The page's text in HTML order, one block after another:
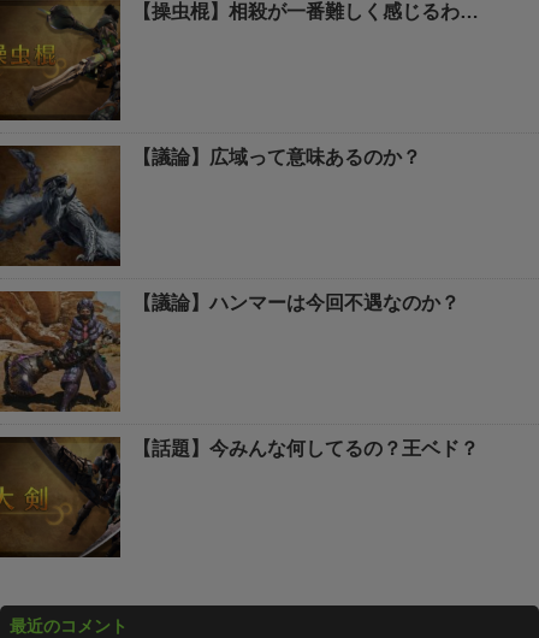
【操虫棍】相殺が一番難しく感じるわ…
【議論】広域って意味あるのか？
【議論】ハンマーは今回不遇なのか？
【話題】今みんな何してるの？王ベド？
最近のコメント